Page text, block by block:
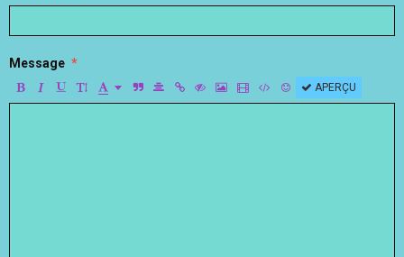
Message
APERÇU